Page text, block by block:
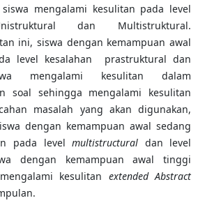
mengalami kesulitan pada level
dan Multistruktural.
ini, siswa dengan kemampuan awal
level kesalahan prastruktural dan
mengalami kesulitan dalam
soal sehingga mengalami kesulitan
masalah yang akan digunakan,
dengan kemampuan awal sedang
pada levelmultistructural dan level
dengan kemampuan awal tinggi
kesulitan extended Abstract